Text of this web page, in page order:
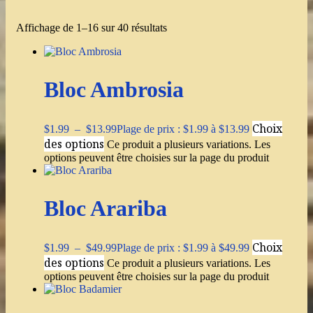
Affichage de 1–16 sur 40 résultats
Bloc Ambrosia
$1.99 – $13.99Plage de prix : $1.99 à $13.99 Choix
des options Ce produit a plusieurs variations. Les
options peuvent être choisies sur la page du produit
Bloc Arariba
$1.99 – $49.99Plage de prix : $1.99 à $49.99 Choix
des options Ce produit a plusieurs variations. Les
options peuvent être choisies sur la page du produit